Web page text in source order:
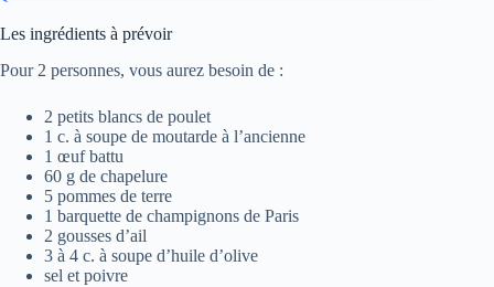
Les ingrédients à prévoir
Pour 2 personnes, vous aurez besoin de :
2 petits blancs de poulet
1 c. à soupe de moutarde à l’ancienne
1 œuf battu
60 g de chapelure
5 pommes de terre
1 barquette de champignons de Paris
2 gousses d’ail
3 à 4 c. à soupe d’huile d’olive
sel et poivre